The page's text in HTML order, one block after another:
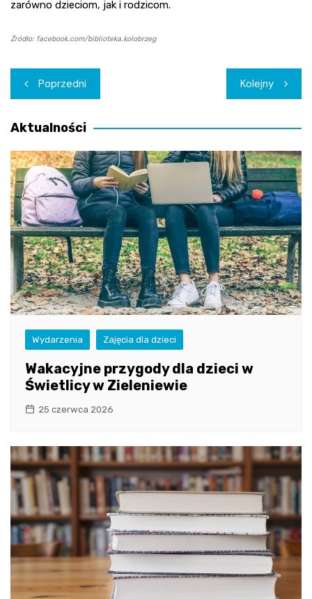
zarówno dzieciom, jak i rodzicom.
Źródło: facebook.com/biblioteka.kolobrzeg
Nawigacja
wpisu
Poprzedni Kolejny
Aktualności
Wydarzenia Zajęcia dla dzieci
Wakacyjne przygody dla dzieci w
Świetlicy w Zieleniewie
25 czerwca 2026